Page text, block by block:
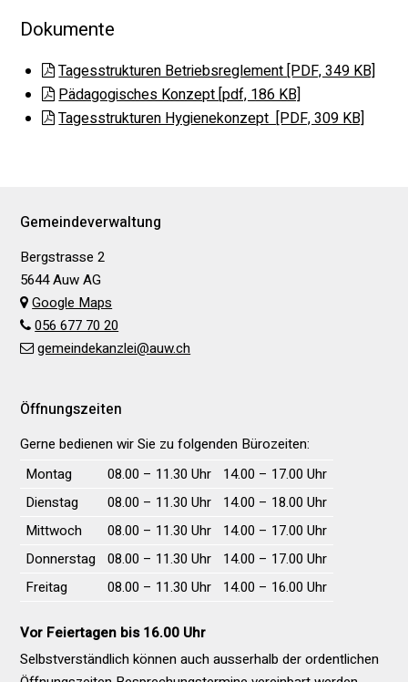
Dokumente
Tagesstrukturen Betriebsreglement [PDF, 349 KB]
Pädagogisches Konzept [pdf, 186 KB]
Tagesstrukturen Hygienekonzept [PDF, 309 KB]
Footer
Gemeindeverwaltung
Bergstrasse 2
5644 Auw AG
Google Maps
056 677 70 20
gemeindekanzlei@auw.ch
Öffnungszeiten
Gerne bedienen wir Sie zu folgenden Bürozeiten:
Wochentag
Vormittag Nachmittag
Montag 08.00 – 11.30 Uhr
14.00 – 17.00 Uhr
Dienstag
08.00 – 11.30 Uhr
14.00 – 18.00 Uhr
Mittwoch
08.00 – 11.30 Uhr
14.00 – 17.00 Uhr
Donnerstag
08.00 – 11.30 Uhr
14.00 – 17.00 Uhr
Freitag
08.00 – 11.30 Uhr 14.00 – 16.00 Uhr
Vor Feiertagen bis 16.00 Uhr
Selbstverständlich können auch ausserhalb der ordentlichen